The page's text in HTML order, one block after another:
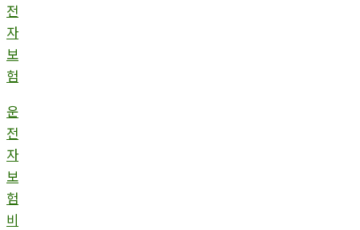
전
자
보
험
운
전
자
보
험
비